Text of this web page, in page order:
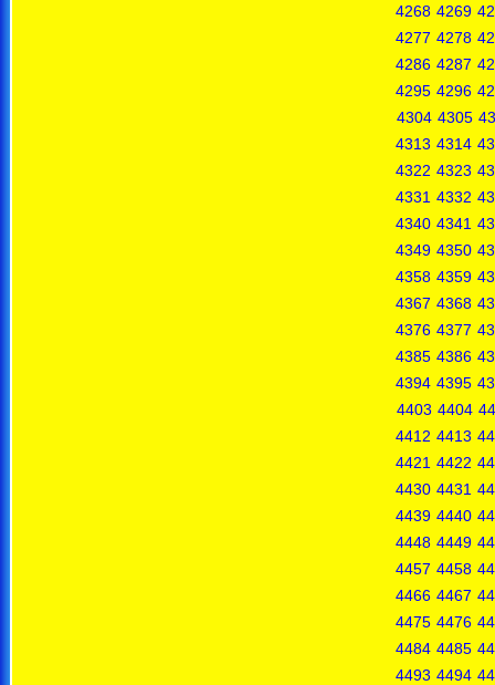
4268 4269
4277 4278
4286 4287
4295 4296
4304 4305
4313 4314
4322 4323
4331 4332
4340 4341
4349 4350
4358 4359
4367 4368
4376 4377
4385 4386
4394 4395
4403 4404
4412 4413
4421 4422
4430 4431
4439 4440
4448 4449
4457 4458
4466 4467
4475 4476
4484 4485
4493 4494